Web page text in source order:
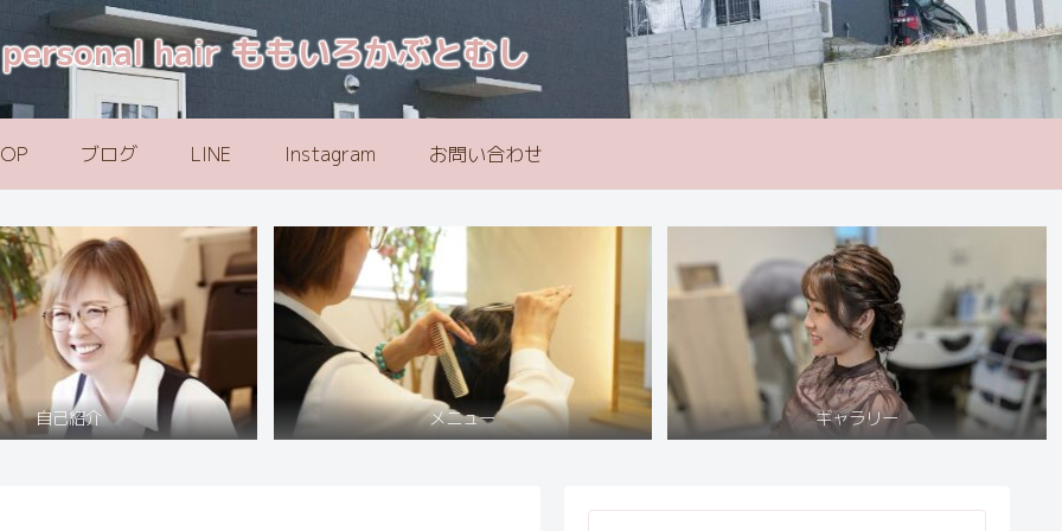
personal hair ももいろかぶとむし
ブログ LINE Instagram お問い合わせ
自己紹介 メニュー ギャラリー